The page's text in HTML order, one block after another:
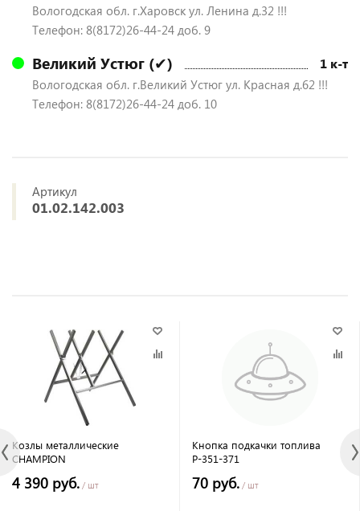
Вологодская обл. г.Харовск ул. Ленина д.32 !!!
Телефон: 8(8172)26-44-24 доб. 9
Великий Устюг (✔) 1 к-т
Вологодская обл. г.Великий Устюг ул. Красная д.62 !!!
Телефон: 8(8172)26-44-24 доб. 10
Артикул
01.02.142.003
Козлы металлические
CHAMPION
4 390 руб. / шт
Кнопка подкачки топлива
Р-351-371
70 руб. / шт